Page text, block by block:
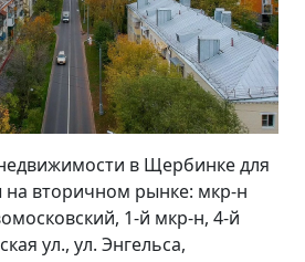
в Щербинке для
вторичном рынке: мкр-н
1-й мкр-н, 4-й
ул., ул. Энгельса,